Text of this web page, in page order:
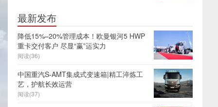
最新发布
降低15%–20%管理成本！欧曼银河5 HWP
重卡交付客户 尽显“赢”运实力
阅读(36)
中国重汽S-AMT集成式变速箱|精工淬炼工
艺，护航长效运营
阅读(37)